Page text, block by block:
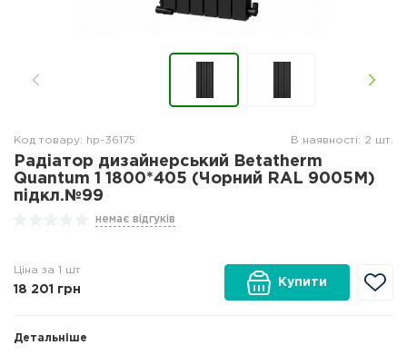
Код товару: hp-36175 В наявності: 2 шт.
Радіатор дизайнерський Betatherm
Quantum 1 1800*405 (Чорний RAL 9005M)
підкл.№99
немає відгуків
Ціна за 1 шт
18 201 грн
Купити
Детальніше